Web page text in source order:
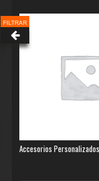
FILTRAR
Accesorios